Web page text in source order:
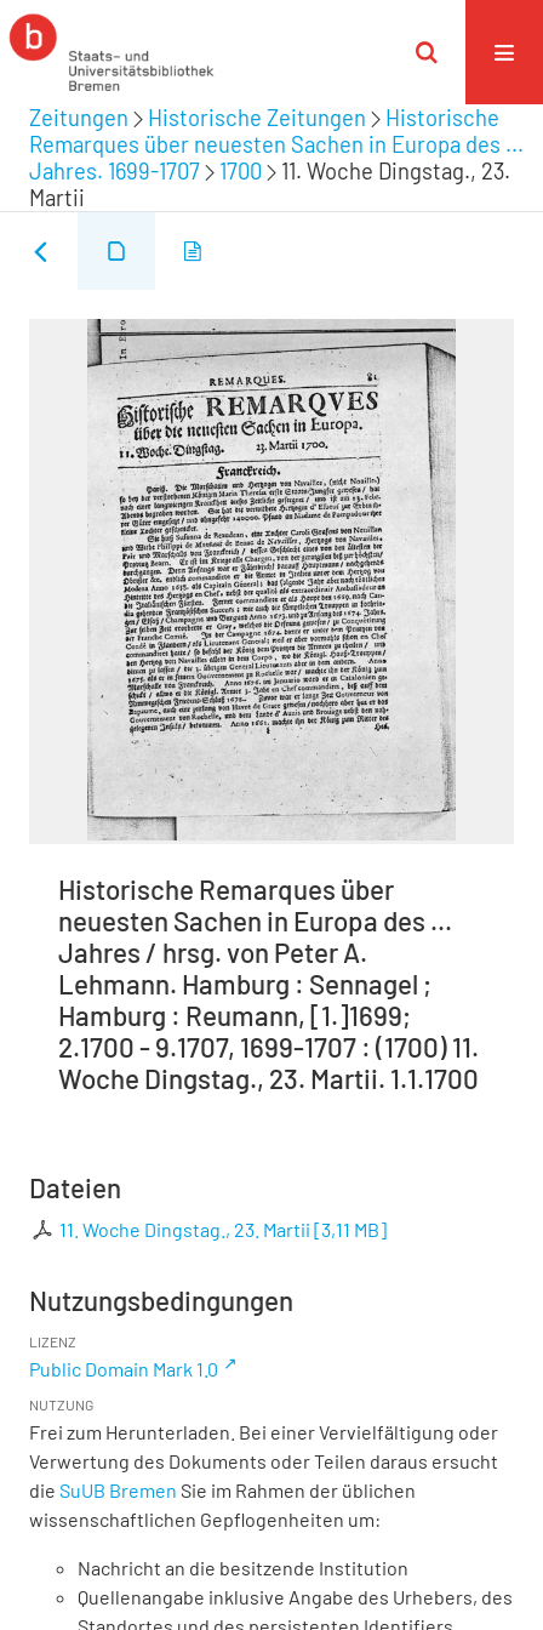
Zeitungen Historische Zeitungen
Historische
Remarques über neuesten Sachen in Europa des ...
Jahres. 1699-1707
1700
11. Woche Dingstag., 23.
Martii
Historische Remarques über
neuesten Sachen in Europa des ...
Jahres / hrsg. von Peter A.
Lehmann. Hamburg : Sennagel ;
Hamburg : Reumann, [1.]1699;
2.1700 - 9.1707, 1699-1707 : (1700) 11.
Woche Dingstag., 23. Martii. 1.1.1700
Dateien
11. Woche Dingstag., 23. Martii [3,11 MB]
Nutzungsbedingungen
LIZENZ
Public Domain Mark 1.0
NUTZUNG
Frei zum Herunterladen. Bei einer Vervielfältigung oder
Verwertung des Dokuments oder Teilen daraus ersucht
die SuUB Bremen Sie im Rahmen der üblichen
wissenschaftlichen Gepflogenheiten um:
Nachricht an die besitzende Institution
Quellenangabe inklusive Angabe des Urhebers, des